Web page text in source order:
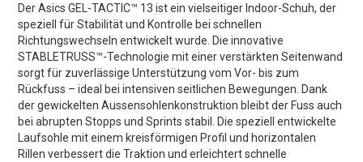
Der Asics GEL-TACTIC™ 13 ist ein vielseitiger Indoor-Schuh, der
speziell für Stabilität und Kontrolle bei schnellen
Richtungswechseln entwickelt wurde. Die innovative
STABLETRUSS™-Technologie mit einer verstärkten Seitenwand
sorgt für zuverlässige Unterstützung vom Vor- bis zum
Rückfuss – ideal bei intensiven seitlichen Bewegungen. Dank
der gewickelten Aussensohlenkonstruktion bleibt der Fuss auch
bei abrupten Stopps und Sprints stabil. Die speziell entwickelte
Laufsohle mit einem kreisförmigen Profil und horizontalen
Rillen verbessert die Traktion und erleichtert schnelle